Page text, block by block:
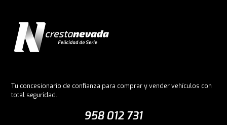
Tu concesionario de confianza para comprar y vender vehículos con
total seguridad.
958 012 731